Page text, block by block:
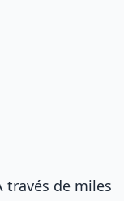
través de miles